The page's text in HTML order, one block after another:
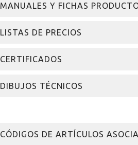
MANUALES Y FICHAS
LISTAS DE PRECIOS
CERTIFICADOS
DIBUJOS TÉCNICOS
CÓDIGOS DE ARTÍCULOS